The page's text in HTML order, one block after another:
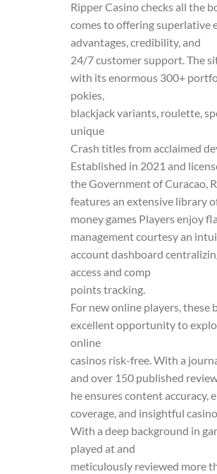
Ripper Casino checks all the
comes to offering superlative
advantages, credibility, and
24/7 customer support. The
with its enormous 300+
pokies,
blackjack variants, roulette,
unique
Crash titles from acclaimed
Established in 2021 and
the Government of Curacao,
features an extensive library
money games Players enjoy
management courtesy an
account dashboard
access and comp
points tracking.
For new online players, these
excellent opportunity to
online
casinos risk-free. With a
and over 150 published
he ensures content accuracy,
coverage, and insightful
With a deep background in
played at and
meticulously reviewed more